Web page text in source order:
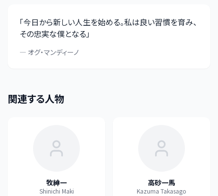
「今日から新しい人生を始める。私は良い習慣を育み、
その忠実な僕となる」
— オグ・マンディーノ
関連する人物
牧紳一
Shinichi Maki
高砂一馬
Kazuma Takasago